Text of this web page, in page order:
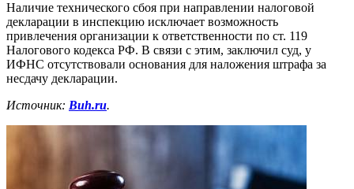
Наличие технического сбоя при направлении налоговой
декларации в инспекцию исключает возможность
привлечения организации к ответственности по ст. 119
Налогового кодекса РФ. В связи с этим, заключил суд, у
ИФНС отсутствовали основания для наложения штрафа за
несдачу декларации.
Источник: Buh.ru.